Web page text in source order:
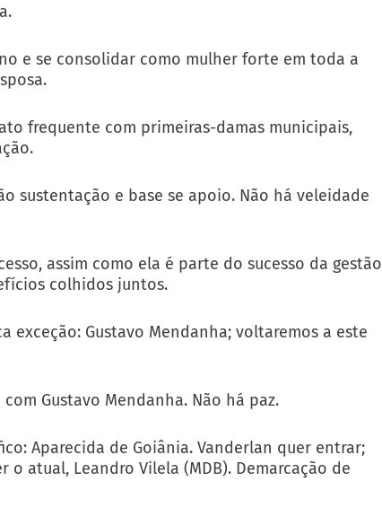
e se consolidar como mulher forte em toda a
frequente com primeiras-damas municipais,
sustentação e base se apoio. Não há veleidade
assim como ela é parte do sucesso da gestão
colhidos juntos.
Gustavo Mendanha; voltaremos a este
Gustavo Mendanha. Não há paz.
Aparecida de Goiânia. Vanderlan quer entrar;
atual, Leandro Vilela (MDB). Demarcação de